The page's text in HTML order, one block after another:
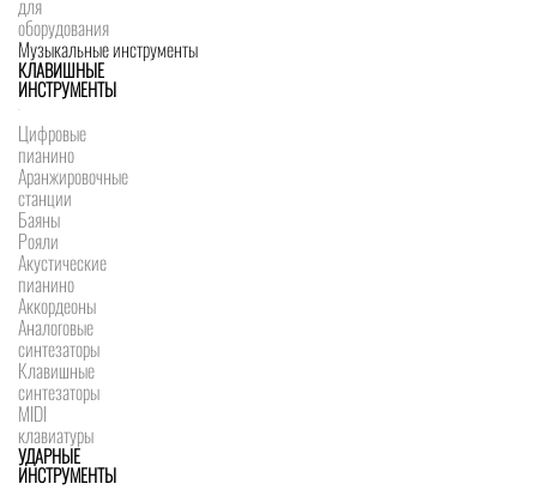
для
оборудования
Музыкальные инструменты
КЛАВИШНЫЕ
ИНСТРУМЕНТЫ
Цифровые
пианино
Аранжировочные
станции
Баяны
Рояли
Акустические
пианино
Аккордеоны
Аналоговые
синтезаторы
Клавишные
синтезаторы
MIDI
клавиатуры
УДАРНЫЕ
ИНСТРУМЕНТЫ